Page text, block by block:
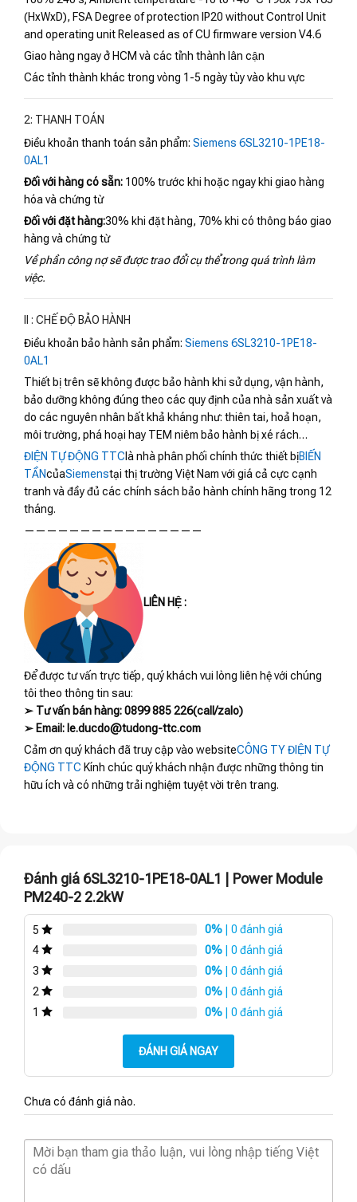
(HxWxD), FSA Degree of protection IP20 without Control Unit
and operating unit Released as of CU firmware version V4.6
Giao hàng ngay ở HCM và các tỉnh thành lân cận
Các tỉnh thành khác trong vòng 1-5 ngày tùy vào khu vực
2: THANH TOÁN
Điều khoản thanh toán sản phẩm: Siemens 6SL3210-1PE18-
0AL1
Đối với hàng có sẵn: 100% trước khi hoặc ngay khi giao hàng
hóa và chứng từ
Đối với đặt hàng:30% khi đặt hàng, 70% khi có thông báo giao
hàng và chứng từ
Về phần công nợ sẽ được trao đổi cụ thể trong quá trình làm
việc.
II : CHẾ ĐỘ BẢO HÀNH
Điều khoản bảo hành sản phẩm: Siemens 6SL3210-1PE18-
0AL1
Thiết bị trên sẽ không được bảo hành khi sử dụng, vận hành,
bảo dưỡng không đúng theo các quy định của nhà sản xuất và
do các nguyên nhân bất khả kháng như: thiên tai, hoả hoạn,
môi trường, phá hoại hay TEM niêm bảo hành bị xé rách…
ĐIỆN TỰ ĐỘNG TTC là nhà phân phối chính thức thiết bịBIẾN
TẦNcủaSiemenstại thị trường Việt Nam với giá cả cực cạnh
tranh và đầy đủ các chính sách bảo hành chính hãng trong 12
tháng.
————————————————
LIÊN HỆ :
Để được tư vấn trực tiếp, quý khách vui lòng liên hệ với chúng
tôi theo thông tin sau:
➢ Tư vấn bán hàng: 0899 885 226(call/zalo)
➢ Email: le.ducdo@tudong-ttc.com
Cảm ơn quý khách đã truy cập vào websiteCÔNG TY ĐIỆN TỰ
ĐỘNG TTC Kính chúc quý khách nhận được những thông tin
hữu ích và có những trải nghiệm tuyệt vời trên trang.
Đánh giá 6SL3210-1PE18-0AL1 | Power Module
PM240-2 2.2kW
5 0% | 0 đánh giá
4
0% | 0 đánh giá
3
0% | 0 đánh giá
2
0% | 0 đánh giá
1
0% | 0 đánh giá
ĐÁNH GIÁ NGAY
Chưa có đánh giá nào.